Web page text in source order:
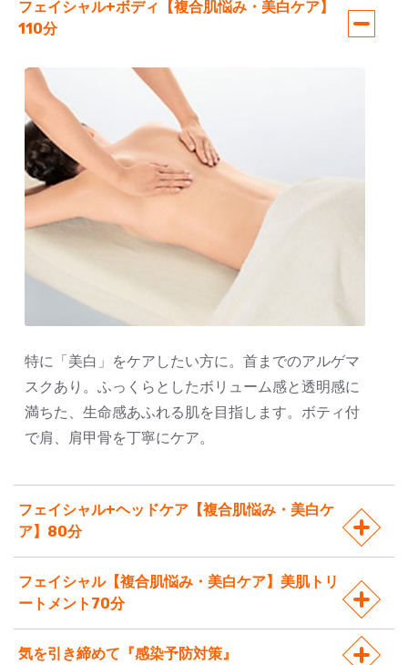
フェイシャル+ボディ【複合肌悩み・美白ケア】
110分
特に「美白」をケアしたい方に。首までのアルゲマ
スクあり。ふっくらとしたボリューム感と透明感に
満ちた、生命感あふれる肌を目指します。ボティ付
で肩、肩甲骨を丁寧にケア。
フェイシャル+ヘッドケア【複合肌悩み・美白ケ
ア】80分
フェイシャル【複合肌悩み・美白ケア】美肌トリ
ートメント70分
気を引き締めて『感染予防対策』